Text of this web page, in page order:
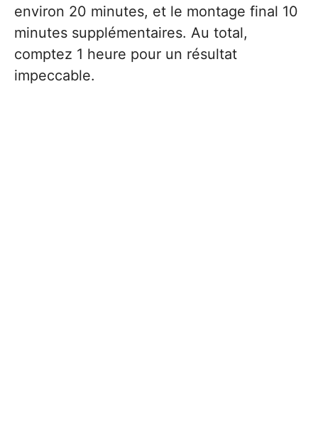
environ 20 minutes, et le montage final 10
minutes supplémentaires. Au total,
comptez 1 heure pour un résultat
impeccable.